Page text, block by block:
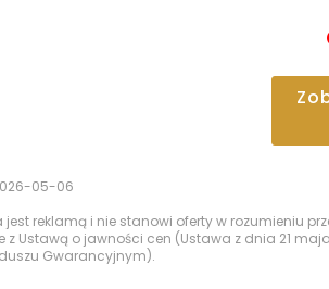
05-06
jest reklamą i nie stanowi oferty w rozumieniu
z Ustawą o jawności cen (Ustawa z dnia 21
Gwarancyjnym).